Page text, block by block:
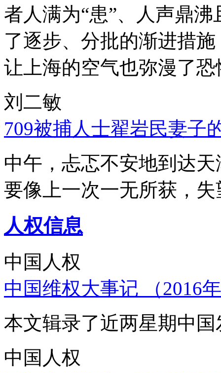
者人满为“患”、人声鼎
了逐步、分批的渐进措
让上海的空气也弥漫了
刘二敏
709被捕人士翟岩民妻子
中午，忐忑不安地到达
要像上一次一无所获，
人权信息
中国人权
中国维权大事记 （2016
本文辑录了近两星期中
中国人权